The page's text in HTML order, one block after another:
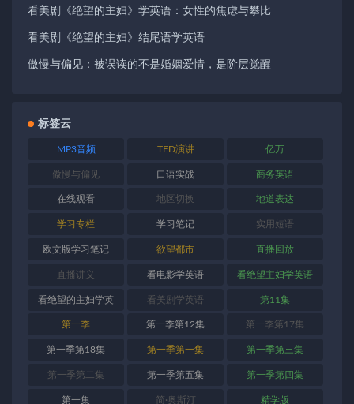
看美剧《绝望的主妇》学英语：女性的焦虑与攀比
看美剧《绝望的主妇》结尾语学英语
傲慢与偏见：被误读的不是婚姻爱情，是阶层觉醒
标签云
MP3音频 TED演讲 亿万
傲慢与偏见 口语实战 商务英语
在线观看 地区切换 地道表达
学习专栏 学习笔记 实用短语
欧文版学习笔记 欲望都市 直播回放
直播讲义 看电影学英语 看绝望主妇学英语
看绝望的主妇学英
语
看美剧学英语 第11集
第一季 第一季第12集 第一季第17集
第一季第18集 第一季第一集 第一季第三集
第一季第二集 第一季第五集 第一季第四集
第一集 简·奥斯汀 精学版